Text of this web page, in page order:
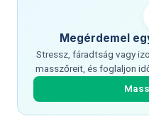
Megérdemel
Stressz, fáradtság vagy
masszőreit, és foglaljon